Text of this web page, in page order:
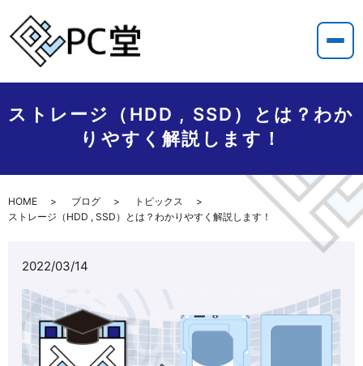
ストレージ（HDD , SSD）とは？わか
りやすく解説します！
HOME ブログ
トピックス
ストレージ（HDD , SSD）とは？わかりやすく解説します！
2022/03/14